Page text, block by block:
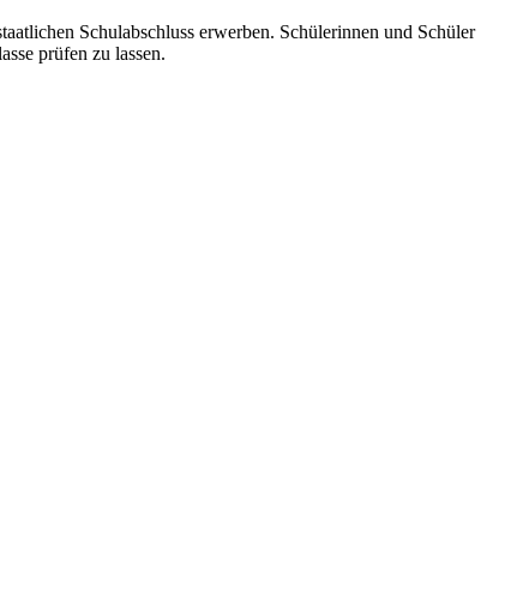
Schulabschluss erwerben. Schülerinnen und Schüler
prüfen zu lassen.